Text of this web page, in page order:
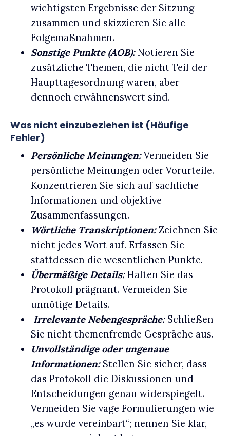
wichtigsten Ergebnisse der Sitzung
zusammen und skizzieren Sie alle
Folgemaßnahmen.
Sonstige Punkte (AOB):Notieren Sie
zusätzliche Themen, die nicht Teil der
Haupttagesordnung waren, aber
dennoch erwähnenswert sind.
Was nicht einzubeziehen ist (Häufige
Fehler)
Persönliche Meinungen:Vermeiden Sie
persönliche Meinungen oder Vorurteile.
Konzentrieren Sie sich auf sachliche
Informationen und objektive
Zusammenfassungen.
Wörtliche Transkriptionen:Zeichnen Sie
nicht jedes Wort auf. Erfassen Sie
stattdessen die wesentlichen Punkte.
Übermäßige Details:Halten Sie das
Protokoll prägnant. Vermeiden Sie
unnötige Details.
Irrelevante Nebengespräche:Schließen
Sie nicht themenfremde Gespräche aus.
Unvollständige oder ungenaue
Informationen:Stellen Sie sicher, dass
das Protokoll die Diskussionen und
Entscheidungen genau widerspiegelt.
Vermeiden Sie vage Formulierungen wie
„es wurde vereinbart“; nennen Sie klar,